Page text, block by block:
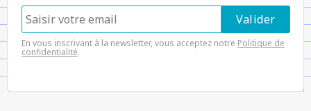
En vous inscrivant à la newsletter, vous acceptez notre Politique de
confidentialité.